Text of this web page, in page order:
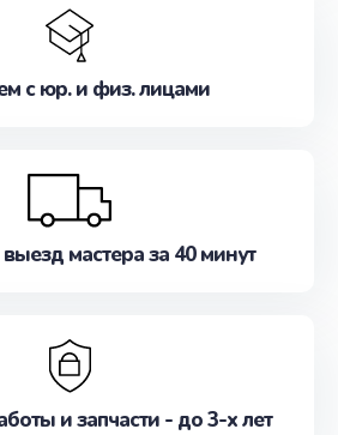
с юр. и физ. лицами
мастера за 40 минут
и запчасти - до 3-х лет